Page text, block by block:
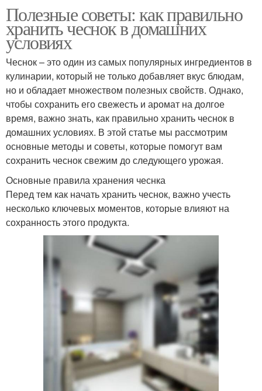
Полезные советы: как правильно
хранить чеснок в домашних
условиях
Чеснок – это один из самых популярных ингредиентов в
кулинарии, который не только добавляет вкус блюдам,
но и обладает множеством полезных свойств. Однако,
чтобы сохранить его свежесть и аромат на долгое
время, важно знать, как правильно хранить чеснок в
домашних условиях. В этой статье мы рассмотрим
основные методы и советы, которые помогут вам
сохранить чеснок свежим до следующего урожая.
Основные правила хранения чеснка
Перед тем как начать хранить чеснок, важно учесть
несколько ключевых моментов, которые влияют на
сохранность этого продукта.